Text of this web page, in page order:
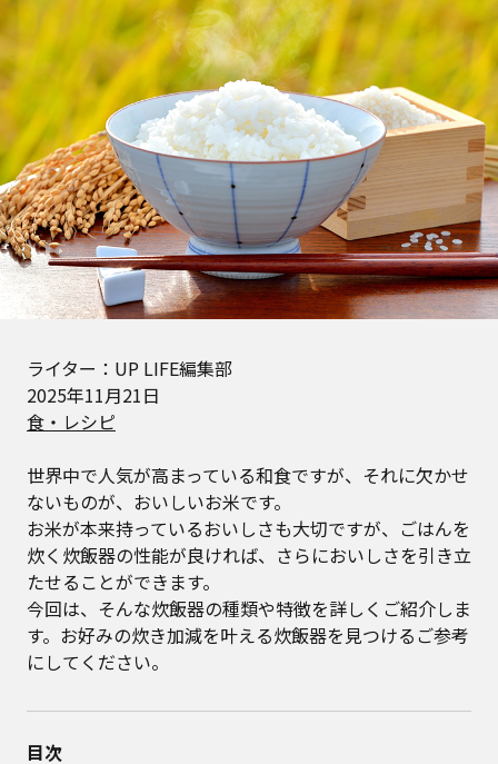
ライター：UP LIFE編集部
2025年11月21日
食・レシピ
世界中で人気が高まっている和食ですが、それに欠かせ
ないものが、おいしいお米です。
お米が本来持っているおいしさも大切ですが、ごはんを
炊く炊飯器の性能が良ければ、さらにおいしさを引き立
たせることができます。
今回は、そんな炊飯器の種類や特徴を詳しくご紹介しま
す。お好みの炊き加減を叶える炊飯器を見つけるご参考
にしてください。
目次